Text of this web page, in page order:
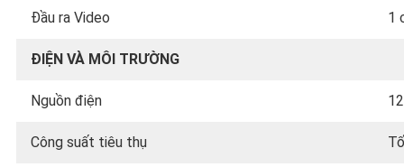
Đầu ra Video 1
ĐIỆN VÀ MÔI TRƯỜNG
Nguồn điện
Công suất tiêu thụ